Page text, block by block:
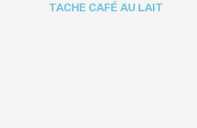
TACHE CAFÉ AU LAIT